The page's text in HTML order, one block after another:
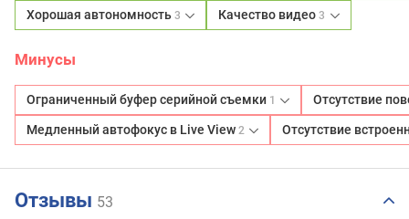
Хорошая автономность 3 Качество видео3
Минусы
Ограниченный буфер серийной съемки 1 Отсутствие
Медленный автофокус в Live View 2 Отсутствие
Отзывы 53